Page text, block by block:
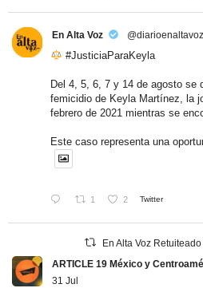
En Alta Voz @diarioenaltavoz
#JusticiaParaKeyla
Del 4, 5, 6, 7 y 14 de agosto se
femicidio de Keyla Martínez, la
febrero de 2021 mientras se
Este caso representa una
1 2 Twitter
En Alta Voz Retuiteado
ARTICLE 19 México y
31 Jul